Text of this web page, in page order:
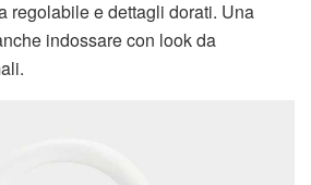
regolabile e dettagli dorati. Una
indossare con look da